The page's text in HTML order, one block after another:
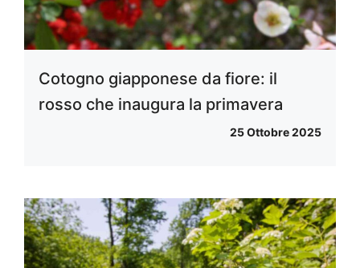
Cotogno giapponese da fiore: il
rosso che inaugura la primavera
25 Ottobre 2025